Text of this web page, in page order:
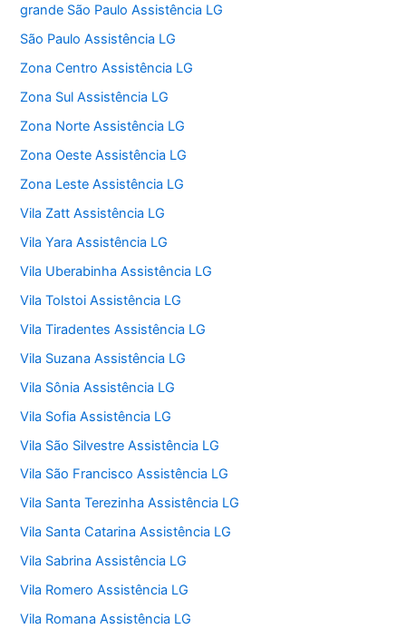
grande São Paulo Assistência LG
São Paulo Assistência LG
Zona Centro Assistência LG
Zona Sul Assistência LG
Zona Norte Assistência LG
Zona Oeste Assistência LG
Zona Leste Assistência LG
Vila Zatt Assistência LG
Vila Yara Assistência LG
Vila Uberabinha Assistência LG
Vila Tolstoi Assistência LG
Vila Tiradentes Assistência LG
Vila Suzana Assistência LG
Vila Sônia Assistência LG
Vila Sofia Assistência LG
Vila São Silvestre Assistência LG
Vila São Francisco Assistência LG
Vila Santa Terezinha Assistência LG
Vila Santa Catarina Assistência LG
Vila Sabrina Assistência LG
Vila Romero Assistência LG
Vila Romana Assistência LG